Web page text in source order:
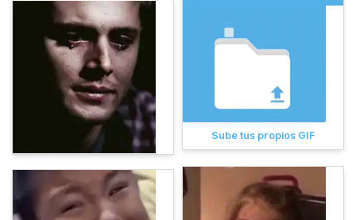
Sube tus propios GIF